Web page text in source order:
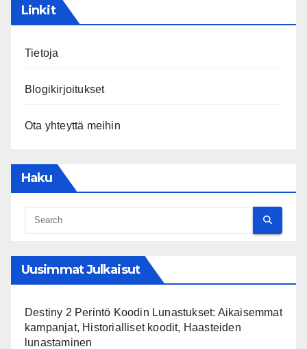
Linkit
Tietoja
Blogikirjoitukset
Ota yhteyttä meihin
Haku
Uusimmat Julkaisut
Destiny 2 Perintö Koodin Lunastukset: Aikaisemmat
kampanjat, Historialliset koodit, Haasteiden
lunastaminen